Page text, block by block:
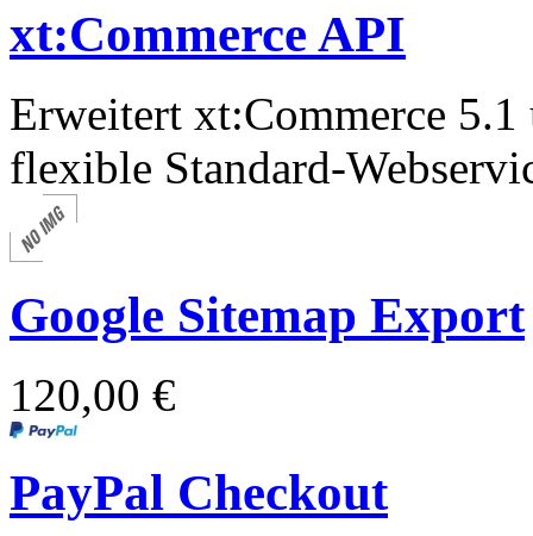
xt:Commerce API
Erweitert xt:Commerce
flexible Standard-
Google Sitemap Export
120,00 €
PayPal Checkout